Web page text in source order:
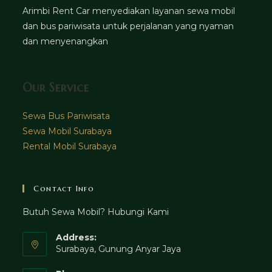
Arimbi Rent Car menyediakan layanan sewa mobil
dan bus pariwisata untuk perjalanan yang nyaman
dan menyenangkan
Our Service
Sewa Bus Pariwisata
Sewa Mobil Surabaya
Rental Mobil Surabaya
Contact Info
Butuh Sewa Mobil? Hubungi Kami
Address:
Surabaya, Gunung Anyar Jaya